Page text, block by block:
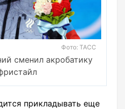
Фото: ТАСС
сменил акробатику
прикладывать еще